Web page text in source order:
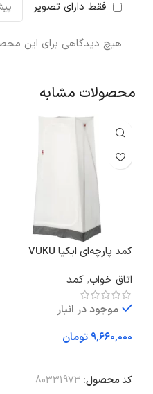
فقط دارای تصویر
هیچ دیدگاهی برای این
محصولات مشابه
کمد پارچه‌ای ایکیا VUKU
اتاق خواب, کمد
موجود در انبار
تومان
کد محصول: 80331973